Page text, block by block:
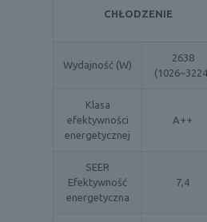
CHŁODZENIE
Wydajność (W)
2638
Klasa
efektywności
energetycznej
A++
SEER
Efektywność
energetyczna
7,4